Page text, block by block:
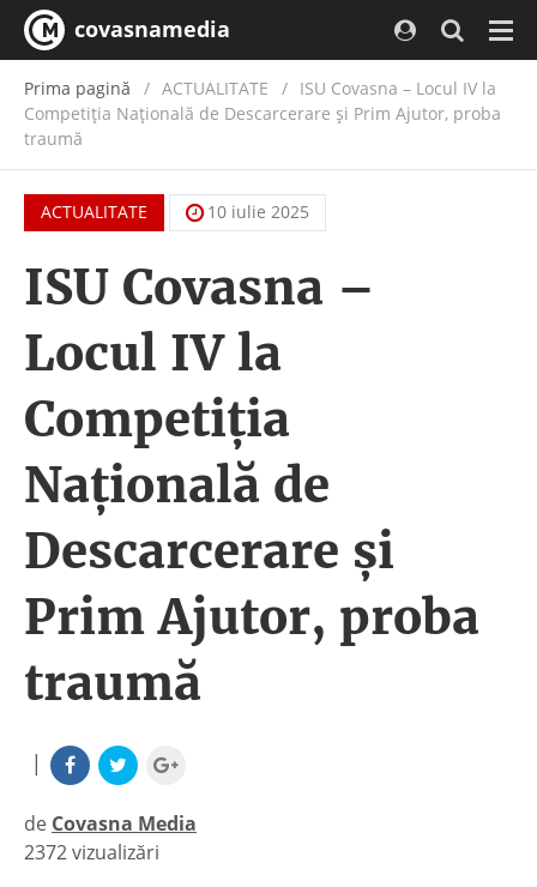
covasnamedia
Prima pagină ACTUALITATE / ISU Covasna – Locul IV la
Competiția Națională de Descarcerare și Prim Ajutor, proba
traumă
ACTUALITATE 10 iulie 2025
ISU Covasna –
Locul IV la
Competiția
Națională de
Descarcerare și
Prim Ajutor, proba
traumă
|
de Covasna Media
|
2372 vizualizări